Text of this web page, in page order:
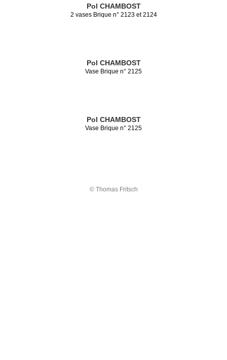
Pol CHAMBOST
2 vases Brique n° 2123 et 2124
Pol CHAMBOST
Vase Brique n° 2125
Pol CHAMBOST
Vase Brique n° 2125
© Thomas Fritsch